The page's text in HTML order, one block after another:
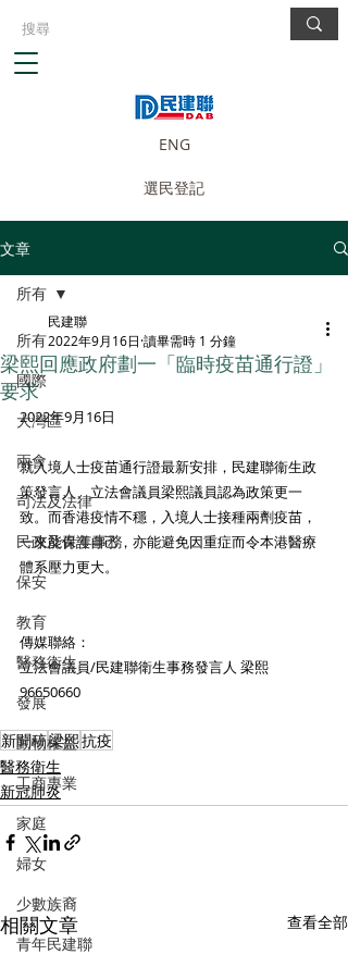
ENG
選民登記
文章
所有
國際
大灣區
兩會
司法及法律
民政及青年事務
保安
教育
醫務衛生
發展
動物權益
工商專業
家庭
婦女
少數族裔
青年民建聯
所有
梁熙回應政府劃一「臨時疫苗通行證」
要求
民建聯
2022年9月16日 讀畢需時 1 分鐘
2022年9月16日
就入境人士疫苗通行證最新安排，民建聯衞生政
策發言人、立法會議員梁熙議員認為政策更一
致。而香港疫情不穩，入境人士接種兩劑疫苗，
一來能保護自己，亦能避免因重症而令本港醫療
體系壓力更大。
傳媒聯絡：
立法會議員/民建聯衛生事務發言人 梁熙
96650660
新聞稿梁熙抗疫
醫務衛生
新冠肺炎
相關文章 查看全部